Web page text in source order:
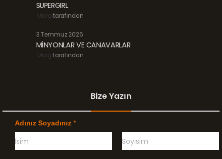
SUPERGIRL
Margitarafından
3 Temmuz 2026
MİNYONLAR VE CANAVARLAR
Margitarafından
Bize Yazın
Adınız Soyadınız *